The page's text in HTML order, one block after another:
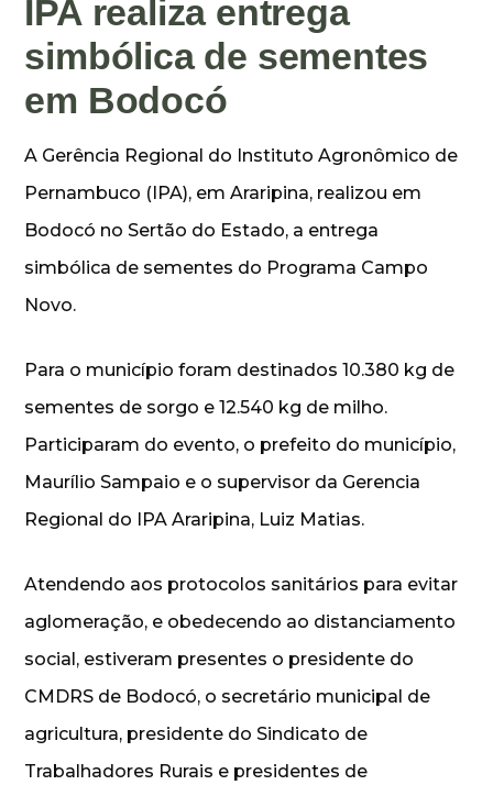
IPA realiza entrega
simbólica de sementes
em Bodocó
A Gerência Regional do Instituto Agronômico de
Pernambuco (IPA), em Araripina, realizou em
Bodocó no Sertão do Estado, a entrega
simbólica de sementes do Programa Campo
Novo.
Para o município foram destinados 10.380 kg de
sementes de sorgo e 12.540 kg de milho.
Participaram do evento, o prefeito do município,
Maurílio Sampaio e o supervisor da Gerencia
Regional do IPA Araripina, Luiz Matias.
Atendendo aos protocolos sanitários para evitar
aglomeração, e obedecendo ao distanciamento
social, estiveram presentes o presidente do
CMDRS de Bodocó, o secretário municipal de
agricultura, presidente do Sindicato de
Trabalhadores Rurais e presidentes de